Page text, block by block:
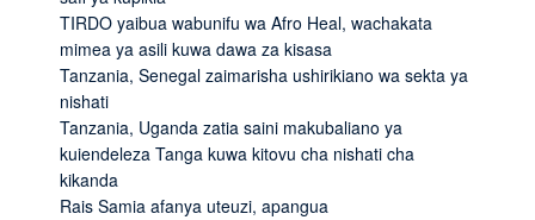
TIRDO yaibua wabunifu wa Afro Heal, wachakata
mimea ya asili kuwa dawa za kisasa
Tanzania, Senegal zaimarisha ushirikiano wa sekta ya
nishati
Tanzania, Uganda zatia saini makubaliano ya
kuiendeleza Tanga kuwa kitovu cha nishati cha
kikanda
Rais Samia afanya uteuzi, apangua